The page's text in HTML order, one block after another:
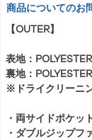
商品についてのお
【OUTER】
表地：
裏地：
※ドライクリーニ
・両サイドポケッ
・ダブルジップフ